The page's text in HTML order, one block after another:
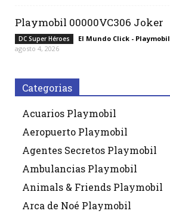
Playmobil 00000VC306 Joker
DC Super Héroes El Mundo Click - Playmobil
agosto 4, 2026
Categorias
Acuarios Playmobil
Aeropuerto Playmobil
Agentes Secretos Playmobil
Ambulancias Playmobil
Animals & Friends Playmobil
Arca de Noé Playmobil